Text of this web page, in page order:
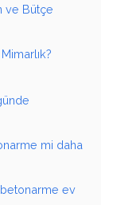
ve Bütçe
mi daha
ev